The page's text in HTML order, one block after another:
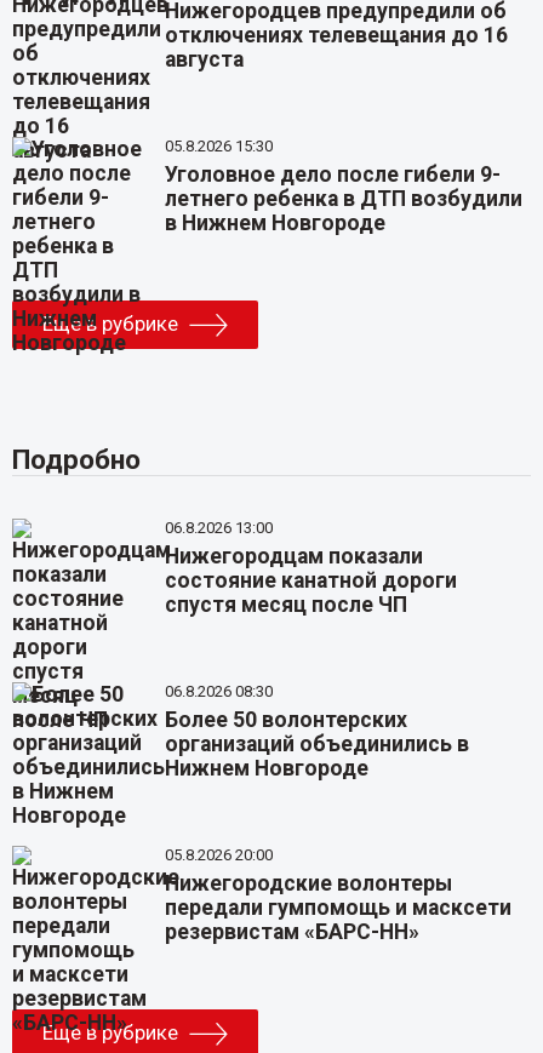
Нижегородцев предупредили об
отключениях телевещания до 16
августа
05.8.2026 15:30
Уголовное дело после гибели 9-
летнего ребенка в ДТП возбудили
в Нижнем Новгороде
Еще в рубрике
Подробно
06.8.2026 13:00
Нижегородцам показали
состояние канатной дороги
спустя месяц после ЧП
06.8.2026 08:30
Более 50 волонтерских
организаций объединились в
Нижнем Новгороде
05.8.2026 20:00
Нижегородские волонтеры
передали гумпомощь и масксети
резервистам «БАРС-НН»
Еще в рубрике